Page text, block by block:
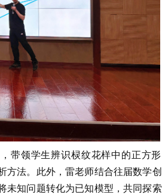
带领学生辨识棂纹花样中的正方
方法。此外，雷老师结合往届数学
未知问题转化为已知模型，共同探